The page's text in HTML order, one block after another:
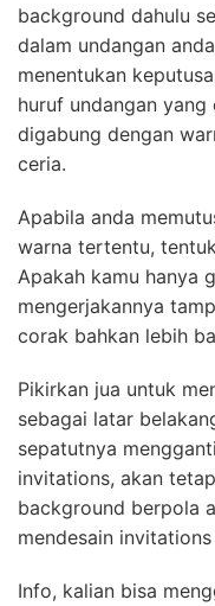
background dahulu
dalam undangan
menentukan
huruf undangan
digabung dengan
ceria.
Apabila anda
warna tertentu,
Apakah kamu hanya
mengerjakannya
corak bahkan lebih
Pikirkan jua untuk
sebagai latar
sepatutnya
invitations, akan
background berpola
mendesain
Info, kalian bisa